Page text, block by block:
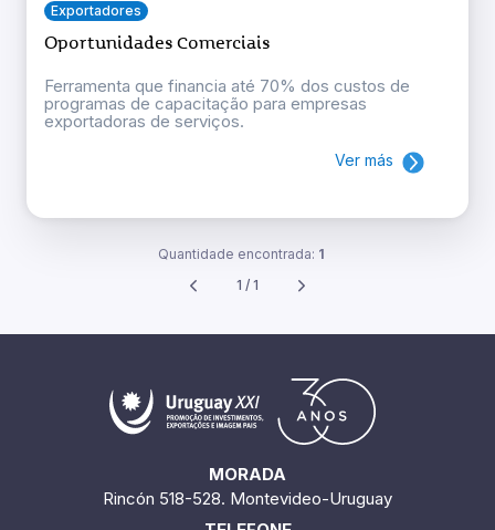
Exportadores
Oportunidades Comerciais
Ferramenta que financia até 70% dos custos de
programas de capacitação para empresas
exportadoras de serviços.
Ver más
Quantidade encontrada: 1
1 / 1
MORADA
Rincón 518-528. Montevideo-Uruguay